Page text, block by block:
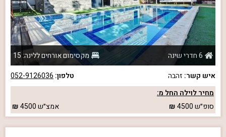
6 חדרי שינה
מקסימום אורחים ללינה: 15
איש קשר: זהבה טלפון: 052-9126036
מחיר לוילה החל מ:
סופ״ש4500 אמצ״ש4500